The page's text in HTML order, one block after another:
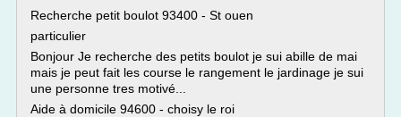
Recherche petit boulot 93400 - St ouen
particulier
Bonjour Je recherche des petits boulot je sui abille de mai
mais je peut fait les course le rangement le jardinage je sui
une personne tres motivé...
Aide à domicile 94600 - choisy le roi